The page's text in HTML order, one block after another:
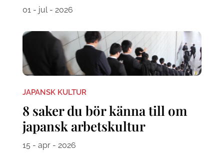
01 - jul - 2026
JAPANSK KULTUR
8 saker du bör känna till om
japansk arbetskultur
15 - apr - 2026